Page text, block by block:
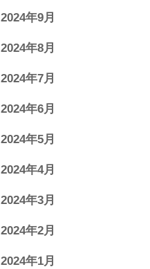
2024年9月
2024年8月
2024年7月
2024年6月
2024年5月
2024年4月
2024年3月
2024年2月
2024年1月